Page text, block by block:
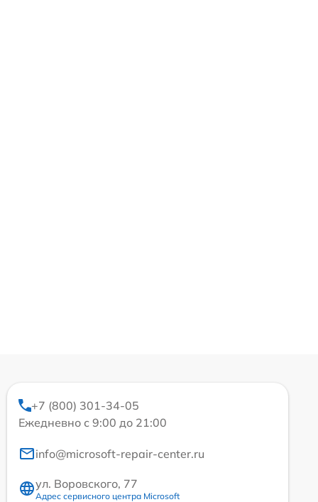
+7 (800) 301-34-05
Ежедневно с 9:00 до 21:00
info@microsoft-repair-center.ru
ул. Воровского, 77
Адрес сервисного центра Microsoft